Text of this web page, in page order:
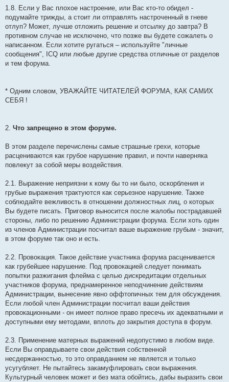
1.8. Если у Вас плохое настроение, или Вас кто-то обидел -
подумайте трижды, а стоит ли отправлять настроченный в гневе
отлуп? Может, лучше отложить решение и отсылку до завтра? В
противном случае не исключено, что позже вы будете сожалеть о
написанном. Если хотите ругаться – используйте "личные
сообщения", IСQ или любые другие средства отличные от разделов
и тем форума.
* Одним словом, УВАЖАЙТЕ ЧИТАТЕЛЕЙ ФОРУМА, КАК САМИХ
СЕБЯ !
2. Что запрещено в этом форуме.
В этом разделе перечислены самые страшные грехи, которые
расцениваются как грубое нарушение правил, и почти наверняка
повлекут за собой меры воздействия.
2.1. Выражение неприязни к кому бы то ни было, оскорбления и
грубые выражения трактуются как серьезное нарушение. Также
соблюдайте вежливость в отношении должностных лиц, о которых
Вы будете писать. Приговор выносится после жалобы пострадавшей
стороны, либо по решению Администрации форума. Если хоть один
из членов Администрации посчитал ваше выражение грубым - значит,
в этом форуме так оно и есть.
2.2. Провокация. Такое действие участника форума расценивается
как грубейшее нарушение. Под провокацией следует понимать
попытки разжигания флейма с целью дискредитации отдельных
участников форума, преднамеренное неподчинение действиям
Администрации, вынесение явно оффтопичных тем для обсуждения.
Если любой член Администрации посчитал ваши действия
провокационными - он имеет полное право пресечь их адекватными и
доступными ему методами, вплоть до закрытия доступа в форум.
2.3. Применение матерных выражений недопустимо в любом виде.
Если Вы оправдываете свои действия собственной
несдержанностью, то это оправданием не является и только
усугубляет. Не пытайтесь закамуфлировать свои выражения.
Культурный человек может и без мата обойтись, дабы выразить свои